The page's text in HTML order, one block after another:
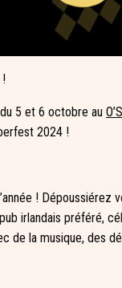
!
5 et 6 octobre au
2024 !
!
irlandais préféré,
de la musique, des